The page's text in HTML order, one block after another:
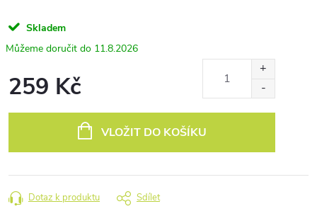
Skladem
11.8.2026
259 Kč
VLOŽIT DO KOŠÍKU
Dotaz k produktu Sdílet